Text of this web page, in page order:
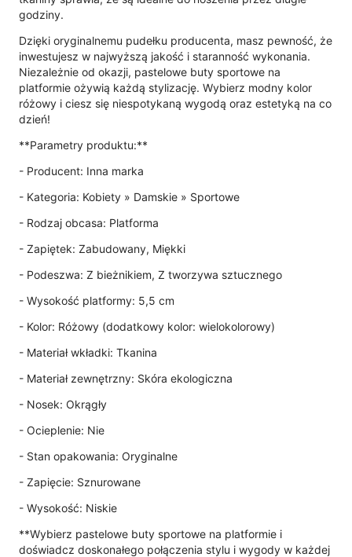
godziny.
Dzięki oryginalnemu pudełku producenta, masz pewność, że
inwestujesz w najwyższą jakość i staranność wykonania.
Niezależnie od okazji, pastelowe buty sportowe na
platformie ożywią każdą stylizację. Wybierz modny kolor
różowy i ciesz się niespotykaną wygodą oraz estetyką na co
dzień!
**Parametry produktu:**
- Producent: Inna marka
- Kategoria: Kobiety » Damskie » Sportowe
- Rodzaj obcasa: Platforma
- Zapiętek: Zabudowany, Miękki
- Podeszwa: Z bieżnikiem, Z tworzywa sztucznego
- Wysokość platformy: 5,5 cm
- Kolor: Różowy (dodatkowy kolor: wielokolorowy)
- Materiał wkładki: Tkanina
- Materiał zewnętrzny: Skóra ekologiczna
- Nosek: Okrągły
- Ocieplenie: Nie
- Stan opakowania: Oryginalne
- Zapięcie: Sznurowane
- Wysokość: Niskie
**Wybierz pastelowe buty sportowe na platformie i
doświadcz doskonałego połączenia stylu i wygody w każdej